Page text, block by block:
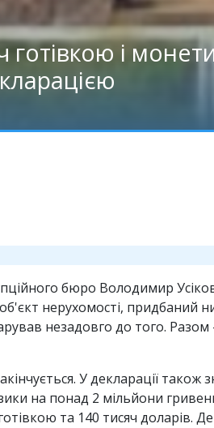
і
бюро Володимир
нерухомості, придбаний
незадовго до того.
У декларації також
на понад 2 мільйони
та 140 тисяч доларів.